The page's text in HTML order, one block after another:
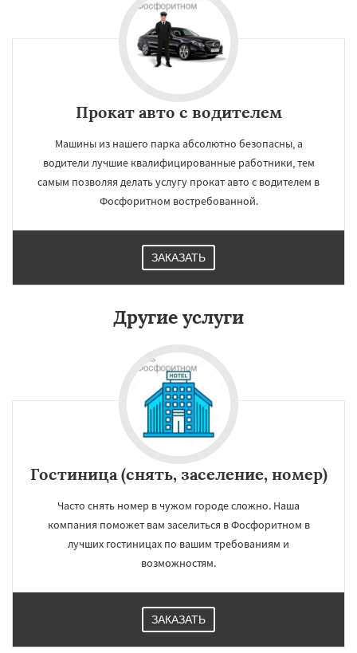
регионам
Прокат авто с водителем
Машины из нашего парка абсолютно безопасны, а
водители лучшие квалифицированные работники, тем
самым позволяя делать услугу прокат авто с водителем в
Фосфоритном востребованной.
ЗАКАЗАТЬ
Другие услуги
Гостиница (снять, заселение, номер)
Часто снять номер в чужом городе сложно. Наша
компания поможет вам заселиться в Фосфоритном в
лучших гостиницах по вашим требованиям и
возможностям.
ЗАКАЗАТЬ
УЗНАТЬ ПОДРОБНЕЕ
Даю согласие на обработку персональных данных